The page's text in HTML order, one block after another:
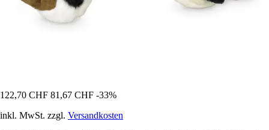
122,70 CHF 81,67 CHF -33%
inkl. MwSt. zzgl. Versandkosten